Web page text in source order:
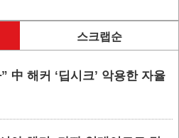
스크랩순
中 해커 ‘딥시크’ 악용한 자율